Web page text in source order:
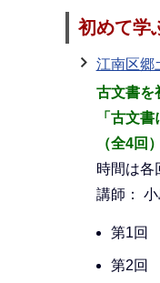
初めて学
江南区
古文書を
「古文
（全4回）
時間は各
講師：
第1回
第2回